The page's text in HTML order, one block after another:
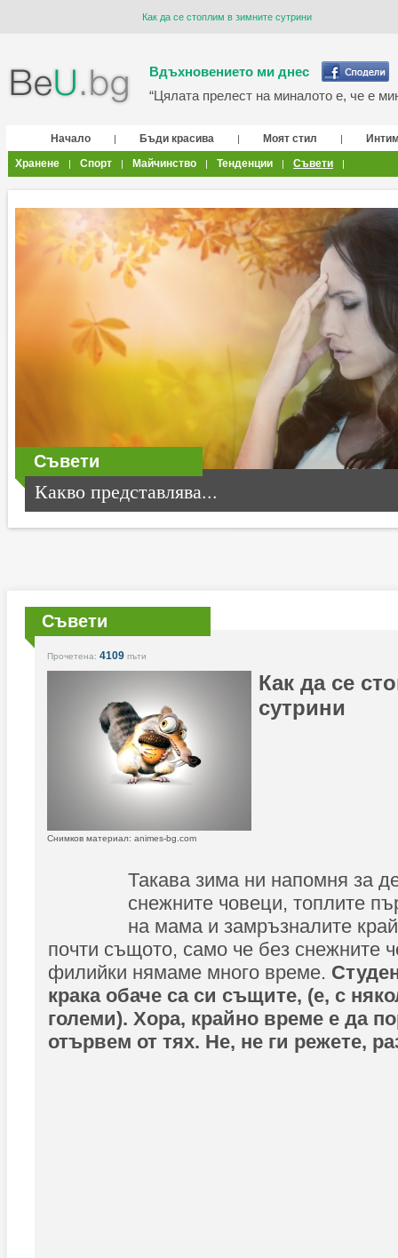
Как да се стоплим в зимните сутрини
Вдъхновението ми днес
“Цялата прелест на миналото е, че е
Начало | Бъди красива | Моят стил |
Хранене
| Спорт | Майчинство | Тенденции | Съвети |
Съвети
Какво представлява...
Съвети
Прочетена: 4109 пъти
Как да се
сутрини
Снимков материал: animes-bg.com
Такава зима ни напомня за
снежните човеци, топлите
на мама и замръзналите
почти същото, само че без снежните
филийки нямаме много време.
крака обаче са си същите, (е, с
големи). Хора, крайно време е да
отървем от тях. Не, не ги режете,